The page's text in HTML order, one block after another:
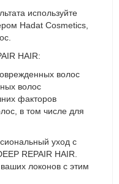
используйте
Hadat Cosmetics,
HAIR:
волос
волос
факторов
в том числе для
уход с
REPAIR HAIR.
локонов с этим